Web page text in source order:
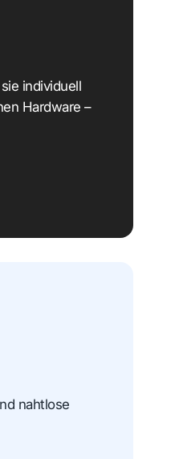
individuell
Hardware –
nahtlose